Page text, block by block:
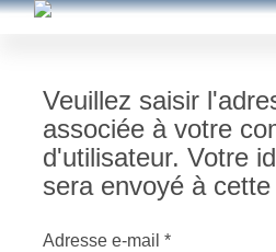
Veuillez saisir
associée à votre
d'utilisateur. Votre
sera envoyé à
Adresse e-mail *